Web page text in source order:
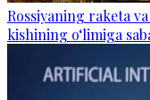
Rossiyaning raketa
kishining o‘limiga